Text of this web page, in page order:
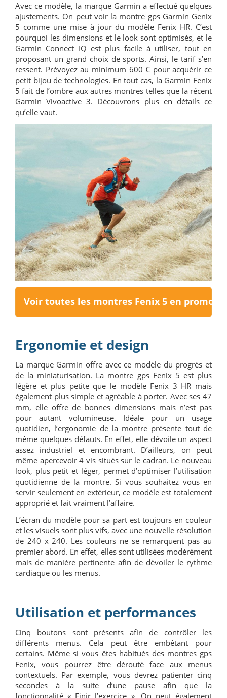
Avec ce modèle, la marque Garmin a effectué quelques
ajustements. On peut voir la montre gps Garmin Genix
5 comme une mise à jour du modèle Fenix HR. C’est
pourquoi les dimensions et le look sont optimisés, et le
Garmin Connect IQ est plus facile à utiliser, tout en
proposant un grand choix de sports. Ainsi, le tarif s’en
ressent. Prévoyez au minimum 600 € pour acquérir ce
petit bijou de technologies. En tout cas, la Garmin Fenix
5 fait de l’ombre aux autres montres telles que la récent
Garmin Vivoactive 3. Découvrons plus en détails ce
qu’elle vaut.
Voir toutes les montres Fenix 5 en
Ergonomie et design
La marque Garmin offre avec ce modèle du progrès et
de la miniaturisation. La montre gps Fenix 5 est plus
légère et plus petite que le modèle Fenix 3 HR mais
également plus simple et agréable à porter. Avec ses 47
mm, elle offre de bonnes dimensions mais n’est pas
pour autant volumineuse. Idéale pour un usage
quotidien, l’ergonomie de la montre présente tout de
même quelques défauts. En effet, elle dévoile un aspect
assez industriel et encombrant. D’ailleurs, on peut
même apercevoir 4 vis situés sur le cadran. Le nouveau
look, plus petit et léger, permet d’optimiser l’utilisation
quotidienne de la montre. Si vous souhaitez vous en
servir seulement en extérieur, ce modèle est totalement
approprié et fait vraiment l’affaire.
L’écran du modèle pour sa part est toujours en couleur
et les visuels sont plus vifs, avec une nouvelle résolution
de 240 x 240. Les couleurs ne se remarquent pas au
premier abord. En effet, elles sont utilisées modérément
mais de manière pertinente afin de dévoiler le rythme
cardiaque ou les menus.
Utilisation et performances
Cinq boutons sont présents afin de contrôler les
différents menus. Cela peut être embêtant pour
certains. Même si vous êtes habitués des montres gps
Fenix, vous pourrez être dérouté face aux menus
contextuels. Par exemple, vous devrez patienter cinq
secondes à la suite d’une pause afin que la